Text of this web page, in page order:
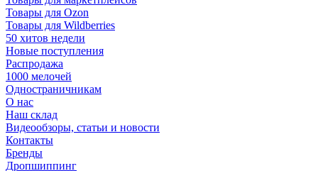
Товары для Ozon
Товары для Wildberries
50 хитов недели
Новые поступления
Распродажа
1000 мелочей
Одностраничникам
О нас
Наш склад
Видеообзоры, статьи и новости
Контакты
Бренды
Дропшиппинг